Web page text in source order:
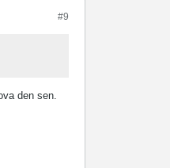
#9
den sen.